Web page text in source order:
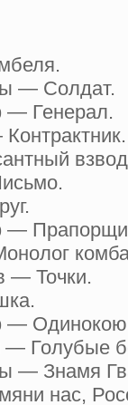
— Солдат.
Генерал.
—
— Точки.
— Одинокою
— Голубые
— Знамя
нас,